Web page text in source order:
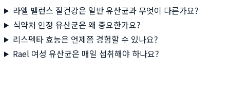
라엘 밸런스 질건강은 일반 유산균과 무엇이 다른가요?
식약처 인정 유산균은 왜 중요한가요?
리스펙타 효능은 언제쯤 경험할 수 있나요?
Rael 여성 유산균은 매일 섭취해야 하나요?